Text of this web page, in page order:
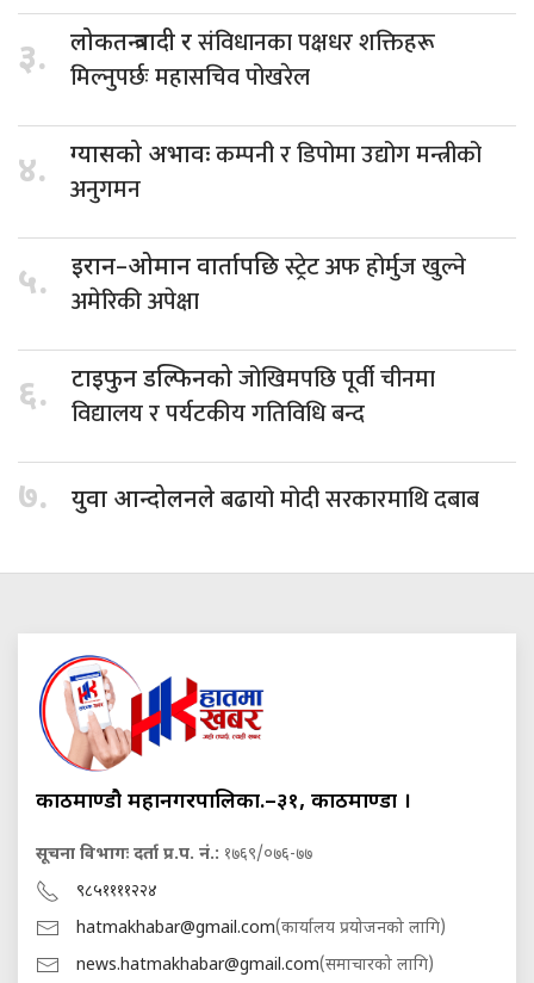
३. लोकतन्त्रवादी रसंविधानका पक्षधर शक्तिहरू
मिल्नुपर्छः महासचिव पोखरेल
४. ग्यासको अभावःकम्पनी र डिपोमा उद्योग मन्त्रीको
अनुगमन
५. इरान–ओमान वार्तापछिस्ट्रेट अफ होर्मुज खुल्ने
अमेरिकी अपेक्षा
६. टाइफुन डल्फिनकोजोखिमपछि पूर्वी चीनमा
विद्यालय र पर्यटकीय गतिविधि बन्द
७. युवा आन्दोलनलेबढायो मोदी सरकारमाथि दबाब
काठमाण्डौ महानगरपालिका.–३१, काठमाण्डौं ।
सूचना विभागः दर्ता प्र.प. नं.: १७६९/०७६-७७
९८५११११२२४
hatmakhabar@gmail.com(कार्यालय प्रयोजनको लागि)
news.hatmakhabar@gmail.com(समाचारको लागि)